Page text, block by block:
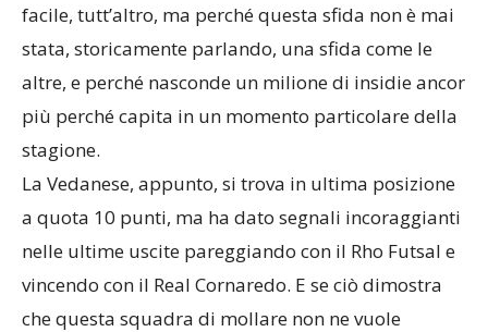
facile, tutt’altro, ma perché questa sfida non è mai
stata, storicamente parlando, una sfida come le
altre, e perché nasconde un milione di insidie ancor
più perché capita in un momento particolare della
stagione.
La Vedanese, appunto, si trova in ultima posizione
a quota 10 punti, ma ha dato segnali incoraggianti
nelle ultime uscite pareggiando con il Rho Futsal e
vincendo con il Real Cornaredo. E se ciò dimostra
che questa squadra di mollare non ne vuole